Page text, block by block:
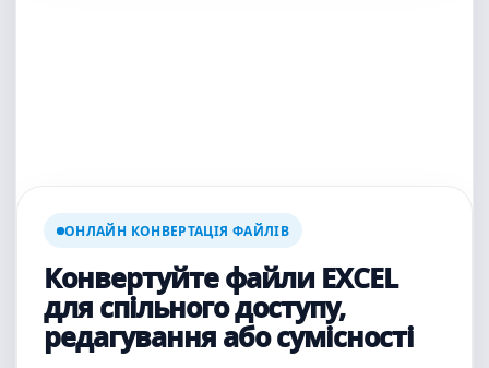
ОНЛАЙН КОНВЕРТАЦІЯ ФАЙЛІВ
Конвертуйте файли EXCEL
для спільного доступу,
редагування або сумісності